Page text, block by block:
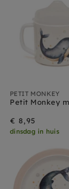
PETIT MONKEY
€ 8,95
dinsdag in huis